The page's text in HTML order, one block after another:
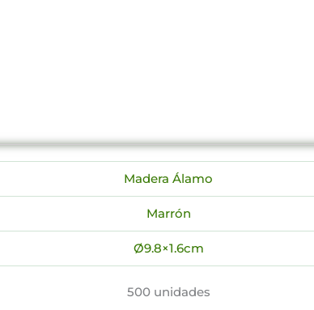
Madera Álamo
Marrón
Ø9.8×1.6cm
500 unidades